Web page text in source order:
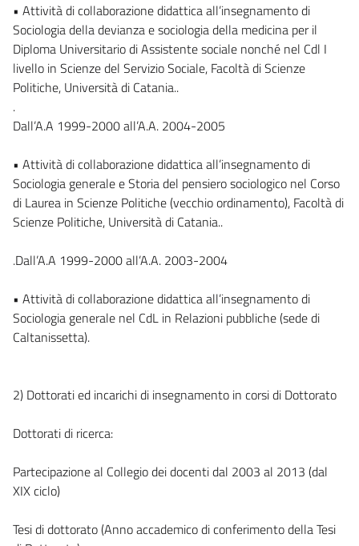
• Attività di collaborazione didattica all’insegnamento di
Sociologia della devianza e sociologia della medicina per il
Diploma Universitario di Assistente sociale nonché nel Cdl I
livello in Scienze del Servizio Sociale, Facoltà di Scienze
Politiche, Università di Catania..
.
Dall’A.A 1999-2000 all’A.A. 2004-2005
• Attività di collaborazione didattica all’insegnamento di
Sociologia generale e Storia del pensiero sociologico nel Corso
di Laurea in Scienze Politiche (vecchio ordinamento), Facoltà di
Scienze Politiche, Università di Catania..
.Dall’A.A 1999-2000 all’A.A. 2003-2004
• Attività di collaborazione didattica all’insegnamento di
Sociologia generale nel CdL in Relazioni pubbliche (sede di
Caltanissetta).
2) Dottorati ed incarichi di insegnamento in corsi di Dottorato
Dottorati di ricerca:
Partecipazione al Collegio dei docenti dal 2003 al 2013 (dal
XIX ciclo)
Tesi di dottorato (Anno accademico di conferimento della Tesi